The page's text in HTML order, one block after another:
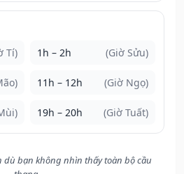
Tí) 1h – 2h (Giờ Sửu)
11h – 12h (Giờ Ngọ)
19h – 20h (Giờ Tuất)
dù bạn không nhìn thấy toàn bộ cầu